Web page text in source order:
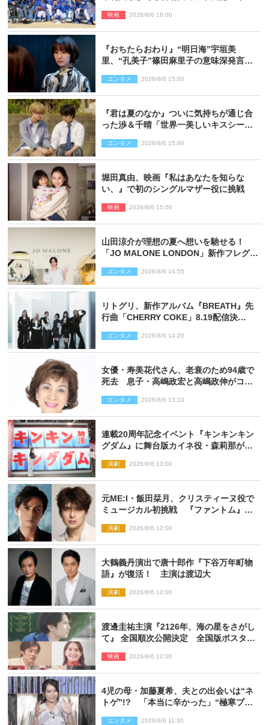
映画 2026/8/6 16:00
『おちたらおわり』“明日海”宇垣美
里、“孔美子”篠田麻里子の意味深発言に
開」
エンタメ 2026/8/6 15:00
『君は夏のなか』ついに気持ちが通じ合
った渉＆千晴「世界一美しいキスシー
エンタメ 2026/8/6 15:00
堀田真由、映画『私はあなたを知らな
い、』で初のシングルマザー役に挑戦
映画 2026/8/6 15:00
山田涼介が理想の夏へ想いを馳せる！
「JO MALONE LONDON」新作フレグラ
エンタメ 2026/8/6 14:55
リトグリ、新作アルバム『BREATH』先
行曲「CHERRY COKE」8.19配信決
エンタメ 2026/8/6 14:20
女優・寿美花代さん、老衰のため94歳で
死去 息子・高嶋政宏と高嶋政伸がコメ
優しい母でした」
エンタメ 2026/8/6 13:10
連載20周年記念イベント『キンキンキン
グダム』に舞台版カイネ役・森莉那が潜
演劇 2026/8/6 13:00
元ME:I・飯田栞月、クリスティーヌ役で
ミュージカル初挑戦 『ファントム』
演劇 2026/8/6 12:00
大鶴義丹演出で唐十郎作『下谷万年町物
語』が復活！ 主演は渡辺大
演劇 2026/8/6 12:00
渡邊圭祐主演『2126年、海の星をさがし
て』 全国順次公開決定 全国版ポスター
映画 2026/8/6 12:00
4児の母・加藤夏希、夫との出会いは“ネ
トゲ”!? 「本当に辛かった」“極寒プロ
エンタメ 2026/8/6 11:30